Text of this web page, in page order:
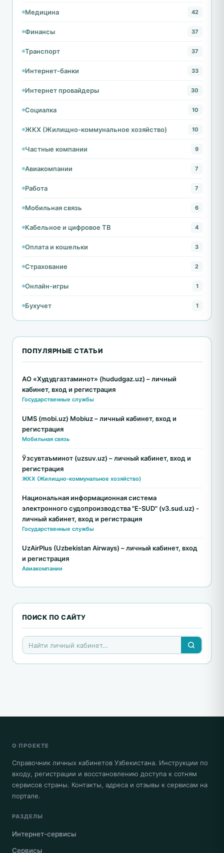
Медицина 42
Финансы 37
Транспорт 37
Интернет-банки 33
Интернет провайдеры 30
Социалка 10
ЖКХ (Жилищно-коммунальное хозяйство) 10
Частные компании 9
Авиакомпании 7
Работа 7
Мобильная связь 6
Кабельное и цифровое ТВ 4
Оплата и кошельки 3
Страхование 2
Онлайн-игры 1
Бухучет 1
ПОПУЛЯРНЫЕ СТАТЬИ
АО «Худудгазтаминот» (hududgaz.uz) – личный
кабинет, вход и регистрация
Государственные службы
UMS (mobi.uz) Mobiuz – личный кабинет, вход и
регистрация
Мобильная связь
Ўзсувтаъминот (uzsuv.uz) – личный кабинет, вход и
регистрация
ЖКХ (Жилищно-коммунальное хозяйство)
Национальная информационная система
электронного судопроизводства "E-SUD" (v3.sud.uz) -
личный кабинет, вход и регистрация
Государственные службы
UzAirPlus (Uzbekistan Airways) – личный кабинет, вход
и регистрация
Авиакомпании
ПОИСК ПО САЙТУ
О ПРОЕКТЕ
Справочник личных кабинетов Узбекистана. Инструкции по
входу, регистрации и восстановлению доступа к сотням
сервисов страны. Контакты, адреса и отзывы к сервисам на
портале.
РАЗДЕЛЫ
Интернет-сервисы
Сервисы